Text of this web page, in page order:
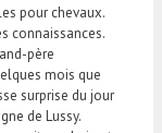
pour chevaux.
connaissances.
père
mois que
surprise du jour
de Lussy.